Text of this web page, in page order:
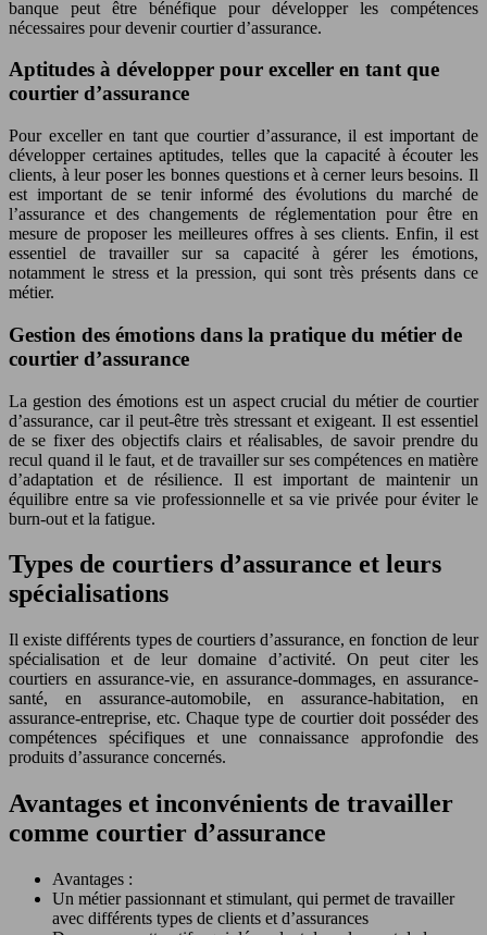
banque peut être bénéfique pour développer les compétences
nécessaires pour devenir courtier d’assurance.
Aptitudes à développer pour exceller en tant que
courtier d’assurance
Pour exceller en tant que courtier d’assurance, il est important de
développer certaines aptitudes, telles que la capacité à écouter les
clients, à leur poser les bonnes questions et à cerner leurs besoins. Il
est important de se tenir informé des évolutions du marché de
l’assurance et des changements de réglementation pour être en
mesure de proposer les meilleures offres à ses clients. Enfin, il est
essentiel de travailler sur sa capacité à gérer les émotions,
notamment le stress et la pression, qui sont très présents dans ce
métier.
Gestion des émotions dans la pratique du métier de
courtier d’assurance
La gestion des émotions est un aspect crucial du métier de courtier
d’assurance, car il peut-être très stressant et exigeant. Il est essentiel
de se fixer des objectifs clairs et réalisables, de savoir prendre du
recul quand il le faut, et de travailler sur ses compétences en matière
d’adaptation et de résilience. Il est important de maintenir un
équilibre entre sa vie professionnelle et sa vie privée pour éviter le
burn-out et la fatigue.
Types de courtiers d’assurance et leurs
spécialisations
Il existe différents types de courtiers d’assurance, en fonction de leur
spécialisation et de leur domaine d’activité. On peut citer les
courtiers en assurance-vie, en assurance-dommages, en assurance-
santé, en assurance-automobile, en assurance-habitation, en
assurance-entreprise, etc. Chaque type de courtier doit posséder des
compétences spécifiques et une connaissance approfondie des
produits d’assurance concernés.
Avantages et inconvénients de travailler
comme courtier d’assurance
Avantages :
Un métier passionnant et stimulant, qui permet de travailler
avec différents types de clients et d’assurances